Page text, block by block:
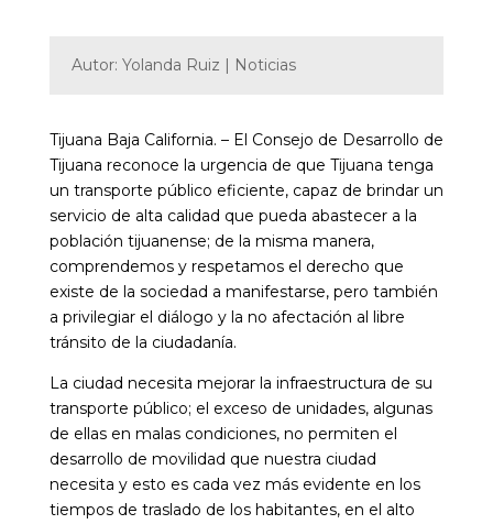
Autor: Yolanda Ruiz | Noticias
Tijuana Baja California. – El Consejo de Desarrollo de
Tijuana reconoce la urgencia de que Tijuana tenga
un transporte público eficiente, capaz de brindar un
servicio de alta calidad que pueda abastecer a la
población tijuanense; de la misma manera,
comprendemos y respetamos el derecho que
existe de la sociedad a manifestarse, pero también
a privilegiar el diálogo y la no afectación al libre
tránsito de la ciudadanía.
La ciudad necesita mejorar la infraestructura de su
transporte público; el exceso de unidades, algunas
de ellas en malas condiciones, no permiten el
desarrollo de movilidad que nuestra ciudad
necesita y esto es cada vez más evidente en los
tiempos de traslado de los habitantes, en el alto